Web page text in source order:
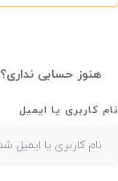
هنوز حسابی نداری؟
نام کاربری یا ایمیل